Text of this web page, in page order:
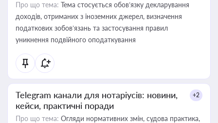
Про що тема: Тема стосується обов’язку декларування
доходів, отриманих з іноземних джерел, визначення
податкових зобов’язань та застосування правил
уникнення подвійного оподаткування
Telegram канали для нотаріусів: новини,
кейси, практичні поради
+2
Про що тема: Огляди нормативних змін, судова практика,